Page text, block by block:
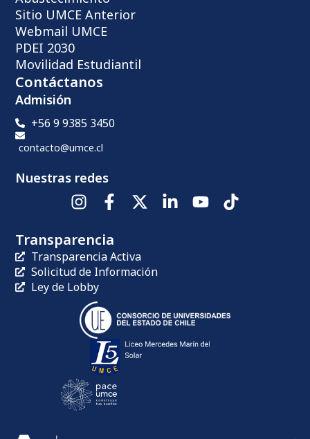
Sitio UMCE Anterior
Webmail UMCE
PDEI 2030
Movilidad Estudiantil
Contáctanos
Admisión
+56 9 9385 3450
contacto@umce.cl
Nuestras redes
Transparencia
Transparencia Activa
Solicitud de Información
Ley de Lobby